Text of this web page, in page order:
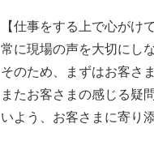
【仕事をする上で心がけ
常に現場の声を大切にし
そのため、まずはお客さ
またお客さまの感じる疑
いよう、お客さまに寄り